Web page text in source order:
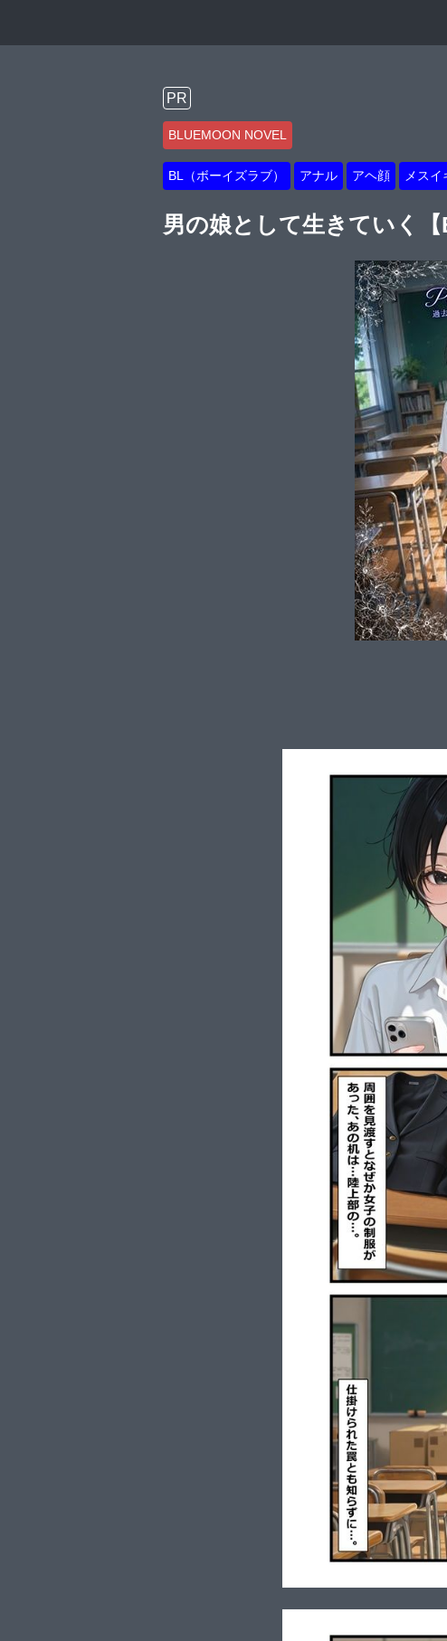
PR
BLUEMOON NOVEL
BL（ボーイズラブ） アナル アヘ顔 メスイ
男の娘として生きていく【